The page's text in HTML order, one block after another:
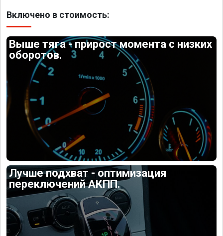
Включено в стоимость:
Выше тяга - прирост момента с низких
оборотов.
Лучше подхват - оптимизация
переключений АКПП.